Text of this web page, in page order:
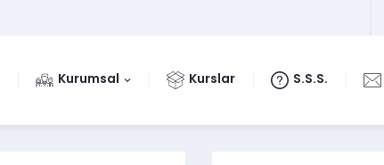
Kurumsal Kurslar S.S.S.